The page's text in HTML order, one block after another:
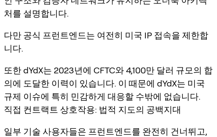
처를 설명합니다.
다만 공식 프런트엔드는 여전히 미국 IP 접속을 제한합
니다.
또한 dYdX는 2023년에 CFTC와 4,100만 달러 규모의 합
의에 도달한 이력이 있습니다. 이 때문에 dYdX는 미국
규제 이슈에 특히 민감하게 대응할 수밖에 없습니다.
직접 컨트랙트 상호작용: 법적 지도의 공백지대
일부 기술 사용자들은 프런트엔드를 완전히 건너뛰고,